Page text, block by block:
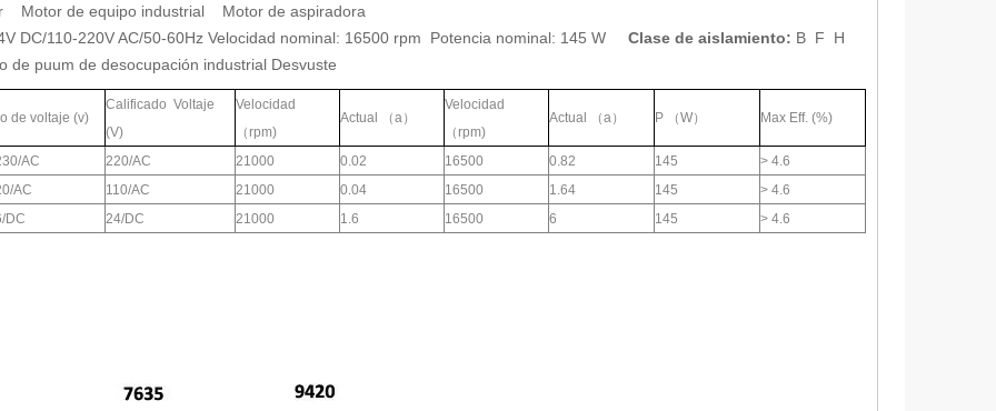
Motor de equipo industrial Motor de aspiradora
DC/110-220V AC/50-60Hz Velocidad nominal: 16500 rpm Potencia nominal: 145 W Clase de aislamiento: B F H
de puum de desocupación industrial Desvuste
de voltaje (v)
Calificado Voltaje
(V)
Velocidad
（rpm)
Actual （a）
Velocidad
（rpm)
Actual （a） P （W） Max Eff. (%)
AC 220/AC 21000 0.02 16500 0.82 145
> 4.6
AC 110/AC 21000 0.04 16500 1.64 145
> 4.6
DC 24/DC 21000 1.6 16500 6 145 > 4.6